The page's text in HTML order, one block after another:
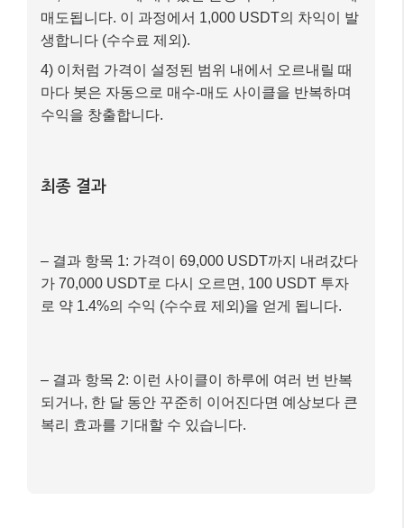
매도됩니다. 이 과정에서 1,000 USDT의 차익이 발
생합니다 (수수료 제외).
4) 이처럼 가격이 설정된 범위 내에서 오르내릴 때
마다 봇은 자동으로 매수-매도 사이클을 반복하며
수익을 창출합니다.
최종 결과
– 결과 항목 1: 가격이 69,000 USDT까지 내려갔다
가 70,000 USDT로 다시 오르면, 100 USDT 투자
로 약 1.4%의 수익 (수수료 제외)을 얻게 됩니다.
– 결과 항목 2: 이런 사이클이 하루에 여러 번 반복
되거나, 한 달 동안 꾸준히 이어진다면 예상보다 큰
복리 효과를 기대할 수 있습니다.